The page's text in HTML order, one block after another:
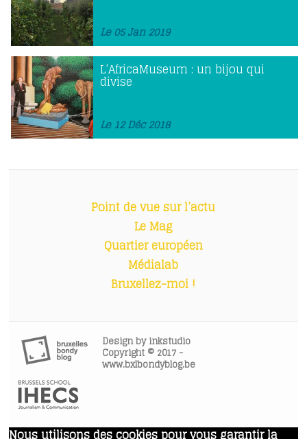
Le 05 Jan 2019
L’AfricaMuseum : un bijou qui
divise
Le 12 Déc 2018
Point de vue sur l’actu
Le Mag
Quartier européen
Médialab
Bruxellez-moi !
Design byinkstudio
Copyright © 2017 -
www.bxlbondyblog.be
Nous utilisons des cookies pour vous garantir la